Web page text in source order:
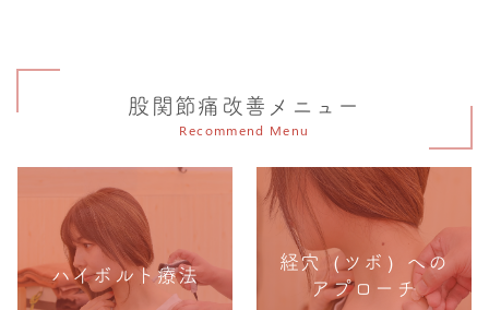
股関節痛改善メニュー
Recommend Menu
ハイボルト療法
経穴（ツボ）への
アプローチ